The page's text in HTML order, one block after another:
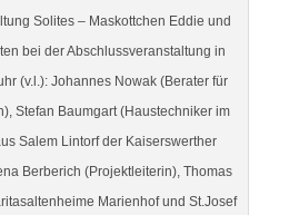
Solites – Maskottchen Eddie und
bei der Abschlussveranstaltung in
(v.l.): Johannes Nowak (Berater für
Stefan Baumgart (Haustechniker im
Salem Lintorf der Kaiserswerther
Berberich (Projektleiterin), Thomas
Marienhof und St.Josef